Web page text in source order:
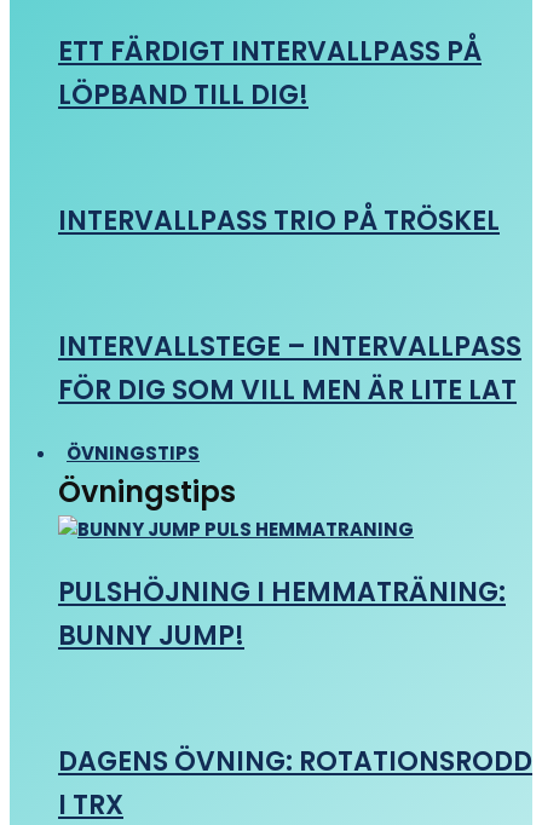
ETT FÄRDIGT INTERVALLPASS PÅ
LÖPBAND TILL DIG!
INTERVALLPASS TRIO PÅ TRÖSKEL
INTERVALLSTEGE – INTERVALLPASS
FÖR DIG SOM VILL MEN ÄR LITE LAT
ÖVNINGSTIPS
Övningstips
PULSHÖJNING I HEMMATRÄNING:
BUNNY JUMP!
DAGENS ÖVNING: ROTATIONSRODD
I TRX